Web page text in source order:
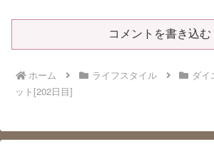
コメントを書き込む
ホーム ライフスタイル ダイ
ット[202日目]